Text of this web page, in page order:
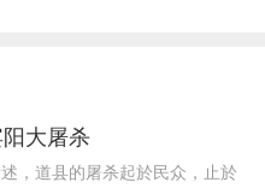
大屠杀
道县的屠杀起於民众，止於